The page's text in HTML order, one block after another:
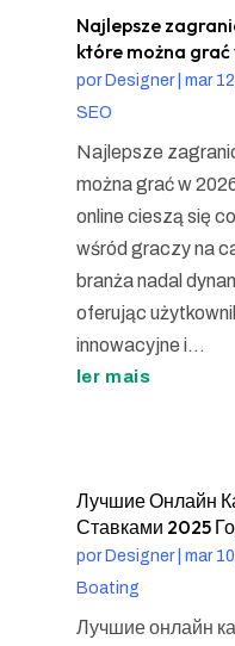
Najlepsze
które można grać
por Designer| mar
SEO
Najlepsze
można grać w
online cieszą się
wśród graczy na
branża nadal
oferując
innowacyjne i...
ler mais
Лучшие Онлайн
Ставками 2025
por Designer| mar
Boating
Лучшие онлайн